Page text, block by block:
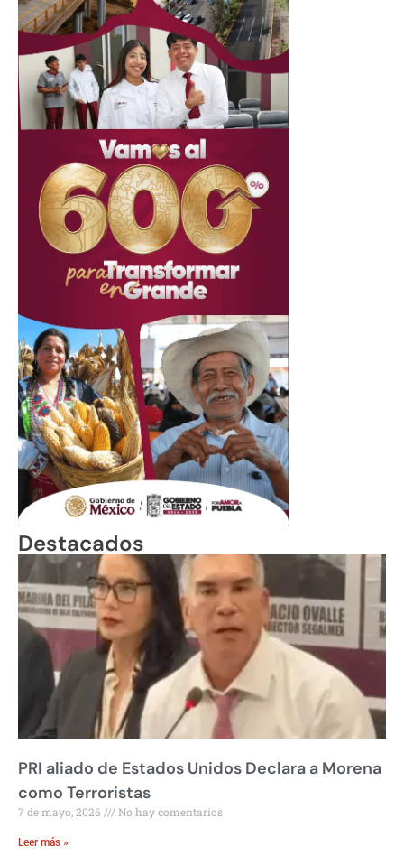
Destacados
PRI aliado de Estados Unidos Declara a Morena
como Terroristas
7 de mayo, 2026 No hay comentarios
Leer más »